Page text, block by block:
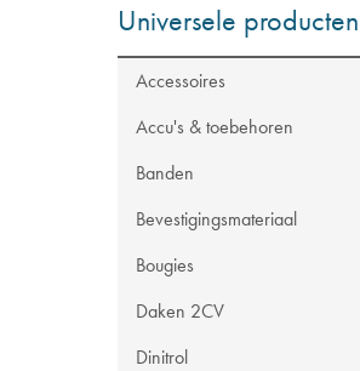
Universele producten
Accessoires
Accu's & toebehoren
Banden
Bevestigingsmateriaal
Bougies
Daken 2CV
Dinitrol